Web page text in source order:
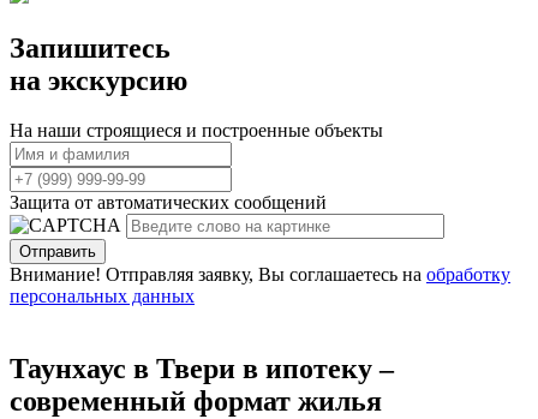
Запишитесь
на экскурсию
На наши строящиеся и построенные объекты
Защита от автоматических сообщений
Внимание! Отправляя заявку, Вы соглашаетесь на обработку
персональных данных
Таунхаус в Твери в ипотеку –
современный формат жилья